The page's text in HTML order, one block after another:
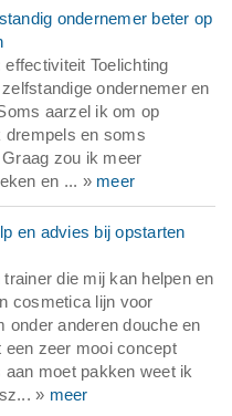
ondernemer beter op
Toelichting
ondernemer en
aarzel ik om op
drempels en soms
zou ik meer
en ... » meer
en advies bij opstarten
die mij kan helpen en
cosmetica lijn voor
onder anderen douche en
zeer mooi concept
moet pakken weet ik
» meer